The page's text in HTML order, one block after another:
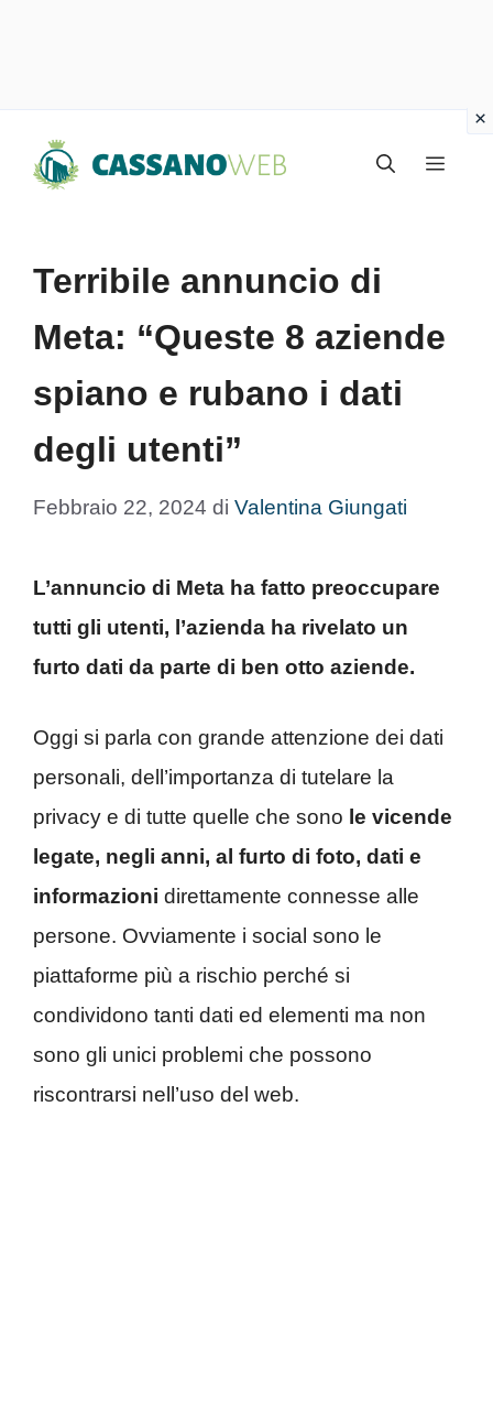
Menu
Terribile annuncio di
Meta: “Queste 8 aziende
spiano e rubano i dati
degli utenti”
Febbraio 22, 2024 di Valentina Giungati
L’annuncio di Meta ha fatto preoccupare
tutti gli utenti, l’azienda ha rivelato un
furto dati da parte di ben otto aziende.
Oggi si parla con grande attenzione dei dati
personali, dell’importanza di tutelare la
privacy e di tutte quelle che sono le vicende
legate, negli anni, al furto di foto, dati e
informazioni direttamente connesse alle
persone. Ovviamente i social sono le
piattaforme più a rischio perché si
condividono tanti dati ed elementi ma non
sono gli unici problemi che possono
riscontrarsi nell’uso del web.